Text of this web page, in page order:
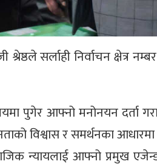
सर्लाही निर्वाचन क्षेत्र
पुगेर आफ्नो मनोनयन दर्ता
विश्वास र समर्थनका आधारमा
न्यायलाई आफ्नो प्रमुख